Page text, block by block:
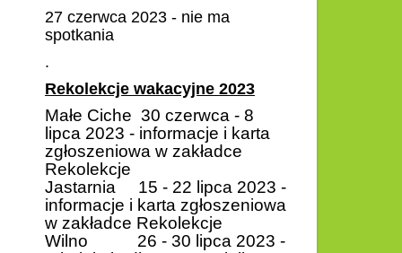
27 czerwca 2023 - nie ma
spotkania
.
Rekolekcje wakacyjne 2023
Małe Ciche 30 czerwca - 8
lipca 2023 - informacje i karta
zgłoszeniowa w zakładce
Rekolekcje
Jastarnia 15 - 22 lipca 2023 -
informacje i karta zgłoszeniowa
w zakładce Rekolekcje
Wilno 26 - 30 lipca 2023 -